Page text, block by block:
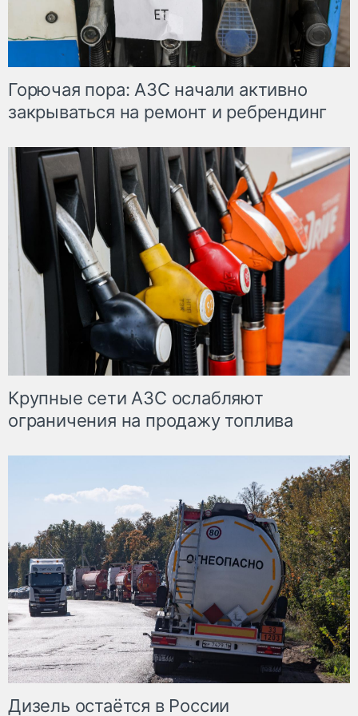
Горючая пора: АЗС начали активно
закрываться на ремонт и ребрендинг
Крупные сети АЗС ослабляют
ограничения на продажу топлива
Дизель остаётся в России